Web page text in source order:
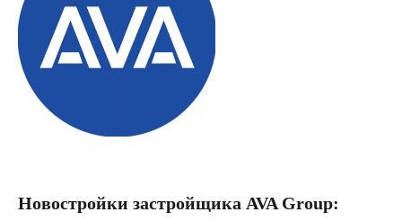
Новостройки застройщика AVA Group: